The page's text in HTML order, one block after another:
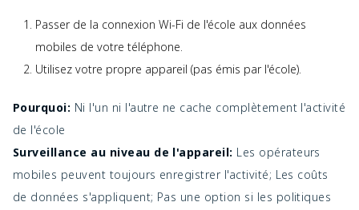
Passer de la connexion Wi-Fi de l'école aux données
mobiles de votre téléphone.
Utilisez votre propre appareil (pas émis par l'école).
Pourquoi: Ni l'un ni l'autre ne cache complètement l'activité
de l'école
Surveillance au niveau de l'appareil: Les opérateurs
mobiles peuvent toujours enregistrer l'activité; Les coûts
de données s'appliquent; Pas une option si les politiques